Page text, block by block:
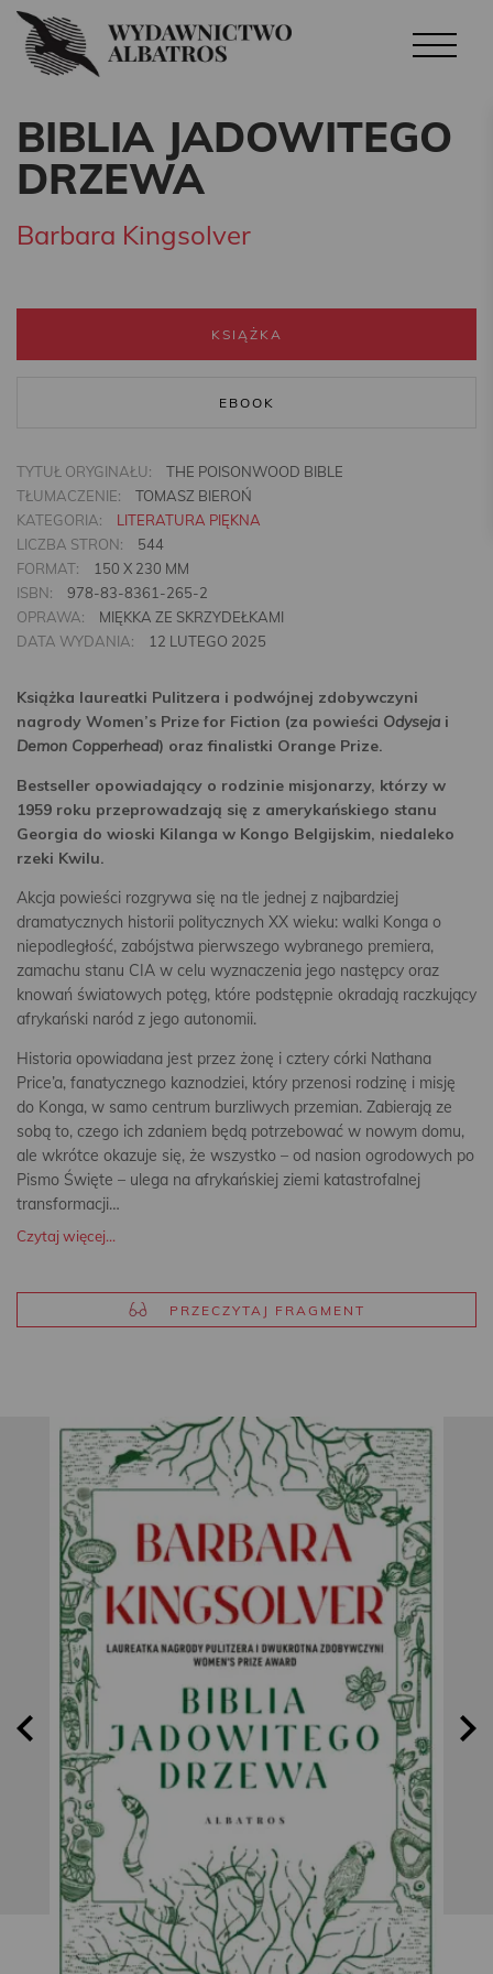
BIBLIA JADOWITEGO
DRZEWA
Barbara Kingsolver
KSIĄŻKA
EBOOK
TYTUŁ ORYGINAŁU:
THE POISONWOOD BIBLE
TŁUMACZENIE:
TOMASZ BIEROŃ
KATEGORIA:
LITERATURA PIĘKNA
LICZBA STRON:
544
FORMAT:
150 X 230 MM
ISBN:
978-83-8361-265-2
OPRAWA:
MIĘKKA ZE SKRZYDEŁKAMI
DATA WYDANIA:
12 LUTEGO 2025
Książka laureatki Pulitzera i podwójnej zdobywczyni
nagrody Women’s Prize for Fiction (za powieści Odyseja i
Demon Copperhead) oraz finalistki Orange Prize.
Bestseller opowiadający o rodzinie misjonarzy, którzy w
1959 roku przeprowadzają się z amerykańskiego stanu
Georgia do wioski Kilanga w Kongo Belgijskim, niedaleko
rzeki Kwilu.
Akcja powieści rozgrywa się na tle jednej z najbardziej
dramatycznych historii politycznych XX wieku: walki Konga o
niepodległość, zabójstwa pierwszego wybranego premiera,
zamachu stanu CIA w celu wyznaczenia jego następcy oraz
knowań światowych potęg, które podstępnie okradają raczkujący
afrykański naród z jego autonomii.
Historia opowiadana jest przez żonę i cztery córki Nathana
Price’a, fanatycznego kaznodziei, który przenosi rodzinę i misję
do Konga, w samo centrum burzliwych przemian. Zabierają ze
sobą to, czego ich zdaniem będą potrzebować w nowym domu,
ale wkrótce okazuje się, że wszystko – od nasion ogrodowych po
Pismo Święte – ulega na afrykańskiej ziemi katastrofalnej
transformacji…
Czytaj więcej...
PRZECZYTAJ FRAGMENT